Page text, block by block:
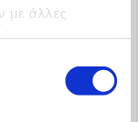
με άλλες